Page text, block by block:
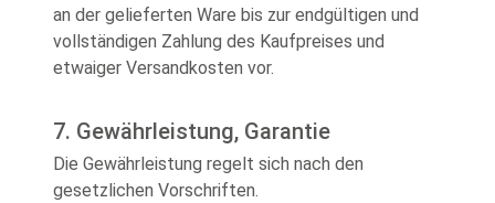
an der gelieferten Ware bis zur endgültigen und
vollständigen Zahlung des Kaufpreises und
etwaiger Versandkosten vor.
7. Gewährleistung, Garantie
Die Gewährleistung regelt sich nach den
gesetzlichen Vorschriften.